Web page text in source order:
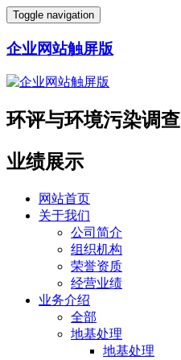
Toggle navigation
企业网站触屏版
环评与环境污染调查
业绩展示
网站首页
关于我们
公司简介
组织机构
荣誉资质
经营业绩
业务介绍
全部
地基处理
地基处理